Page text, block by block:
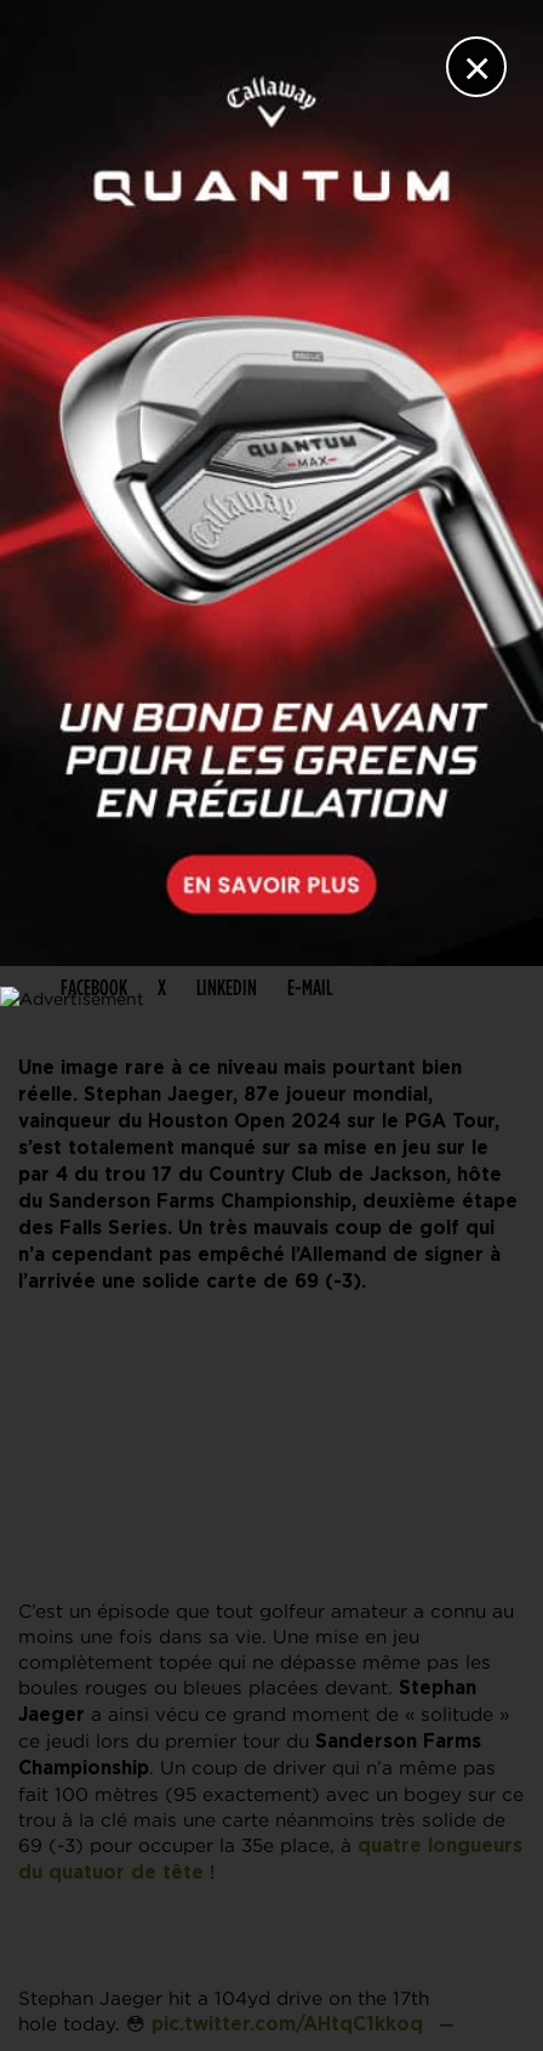
×
SANDERSON FARMS CHAMPIONSHIP, TOUR 1
Vidéo : la mise en jeu complètement topée de Stephan
Jaeger
3 OCTOBRE 2025
FACEBOOK X LINKEDIN E-MAIL
Une image rare à ce niveau mais pourtant bien
réelle. Stephan Jaeger, 87e joueur mondial,
vainqueur du Houston Open 2024 sur le PGA Tour,
s’est totalement manqué sur sa mise en jeu sur le
par 4 du trou 17 du Country Club de Jackson, hôte
du Sanderson Farms Championship, deuxième étape
des Falls Series. Un très mauvais coup de golf qui
n’a cependant pas empêché l’Allemand de signer à
l’arrivée une solide carte de 69 (-3).
C’est un épisode que tout golfeur amateur a connu au
moins une fois dans sa vie. Une mise en jeu
complètement topée qui ne dépasse même pas les
boules rouges ou bleues placées devant. Stephan
Jaeger a ainsi vécu ce grand moment de « solitude »
ce jeudi lors du premier tour du Sanderson Farms
Championship. Un coup de driver qui n’a même pas
fait 100 mètres (95 exactement) avec un bogey sur ce
trou à la clé mais une carte néanmoins très solide de
69 (-3) pour occuper la 35e place, à quatre longueurs
du quatuor de tête !
Stephan Jaeger hit a 104yd drive on the 17th
hole today. 😳 pic.twitter.com/AHtqC1kkoq —